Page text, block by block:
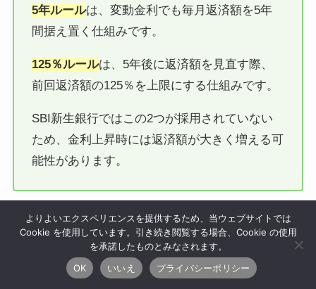
5年ルールは、変動金利でも毎月返済額を5年
間据え置く仕組みです。
125％ルールは、5年後に返済額を見直す際、
前回返済額の125％を上限にする仕組みです。
SBI新生銀行ではこの2つが採用されていない
ため、金利上昇時には返済額が大きく増える可
能性があります。
たとえば 変動金利が大きく上がった場合 、5年ルール
がある住宅ローンでは返済額の上昇が一定期間抑えら
れることがあります。
よりよいエクスペリエンスを提供するため、当ウェブサイトでは
Cookie を使用しています。引き続き閲覧する場合、Cookie の使用
を承諾したものとみなされます。
OK
いいえ プライバシーポリシー